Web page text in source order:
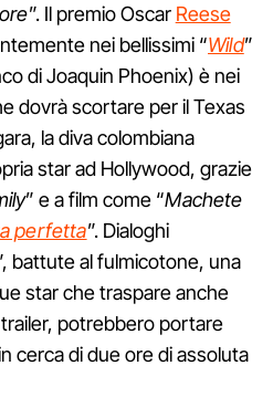
”. Il premio Oscar Reese
nei bellissimi “Wild”
di Joaquin Phoenix) è nei
dovrà scortare per il Texas
la diva colombiana
star ad Hollywood, grazie
” e a film come “Machete
perfetta”. Dialoghi
battute al fulmicotone, una
star che traspare anche
potrebbero portare
cerca di due ore di assoluta